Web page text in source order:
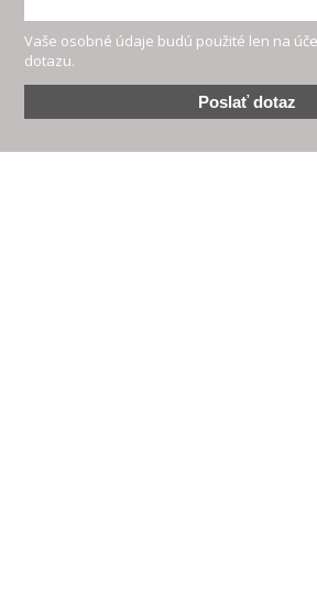
Vaše osobné údaje budú použité len na
dotazu.
Poslať dotaz